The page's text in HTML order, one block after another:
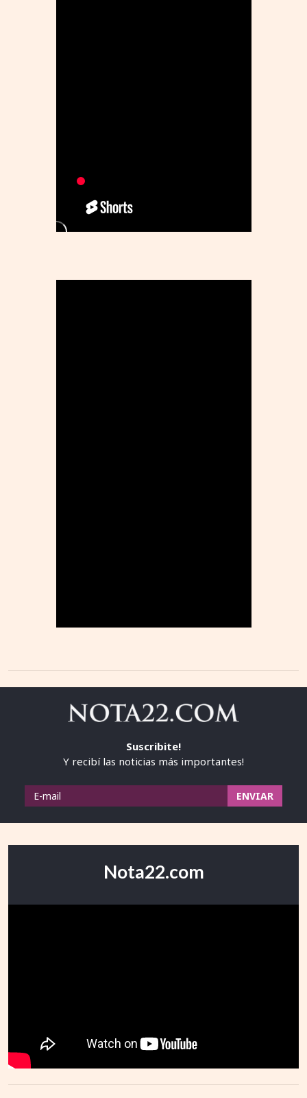
Suscribite!
Y recibí las noticias más importantes!
Nota22.com